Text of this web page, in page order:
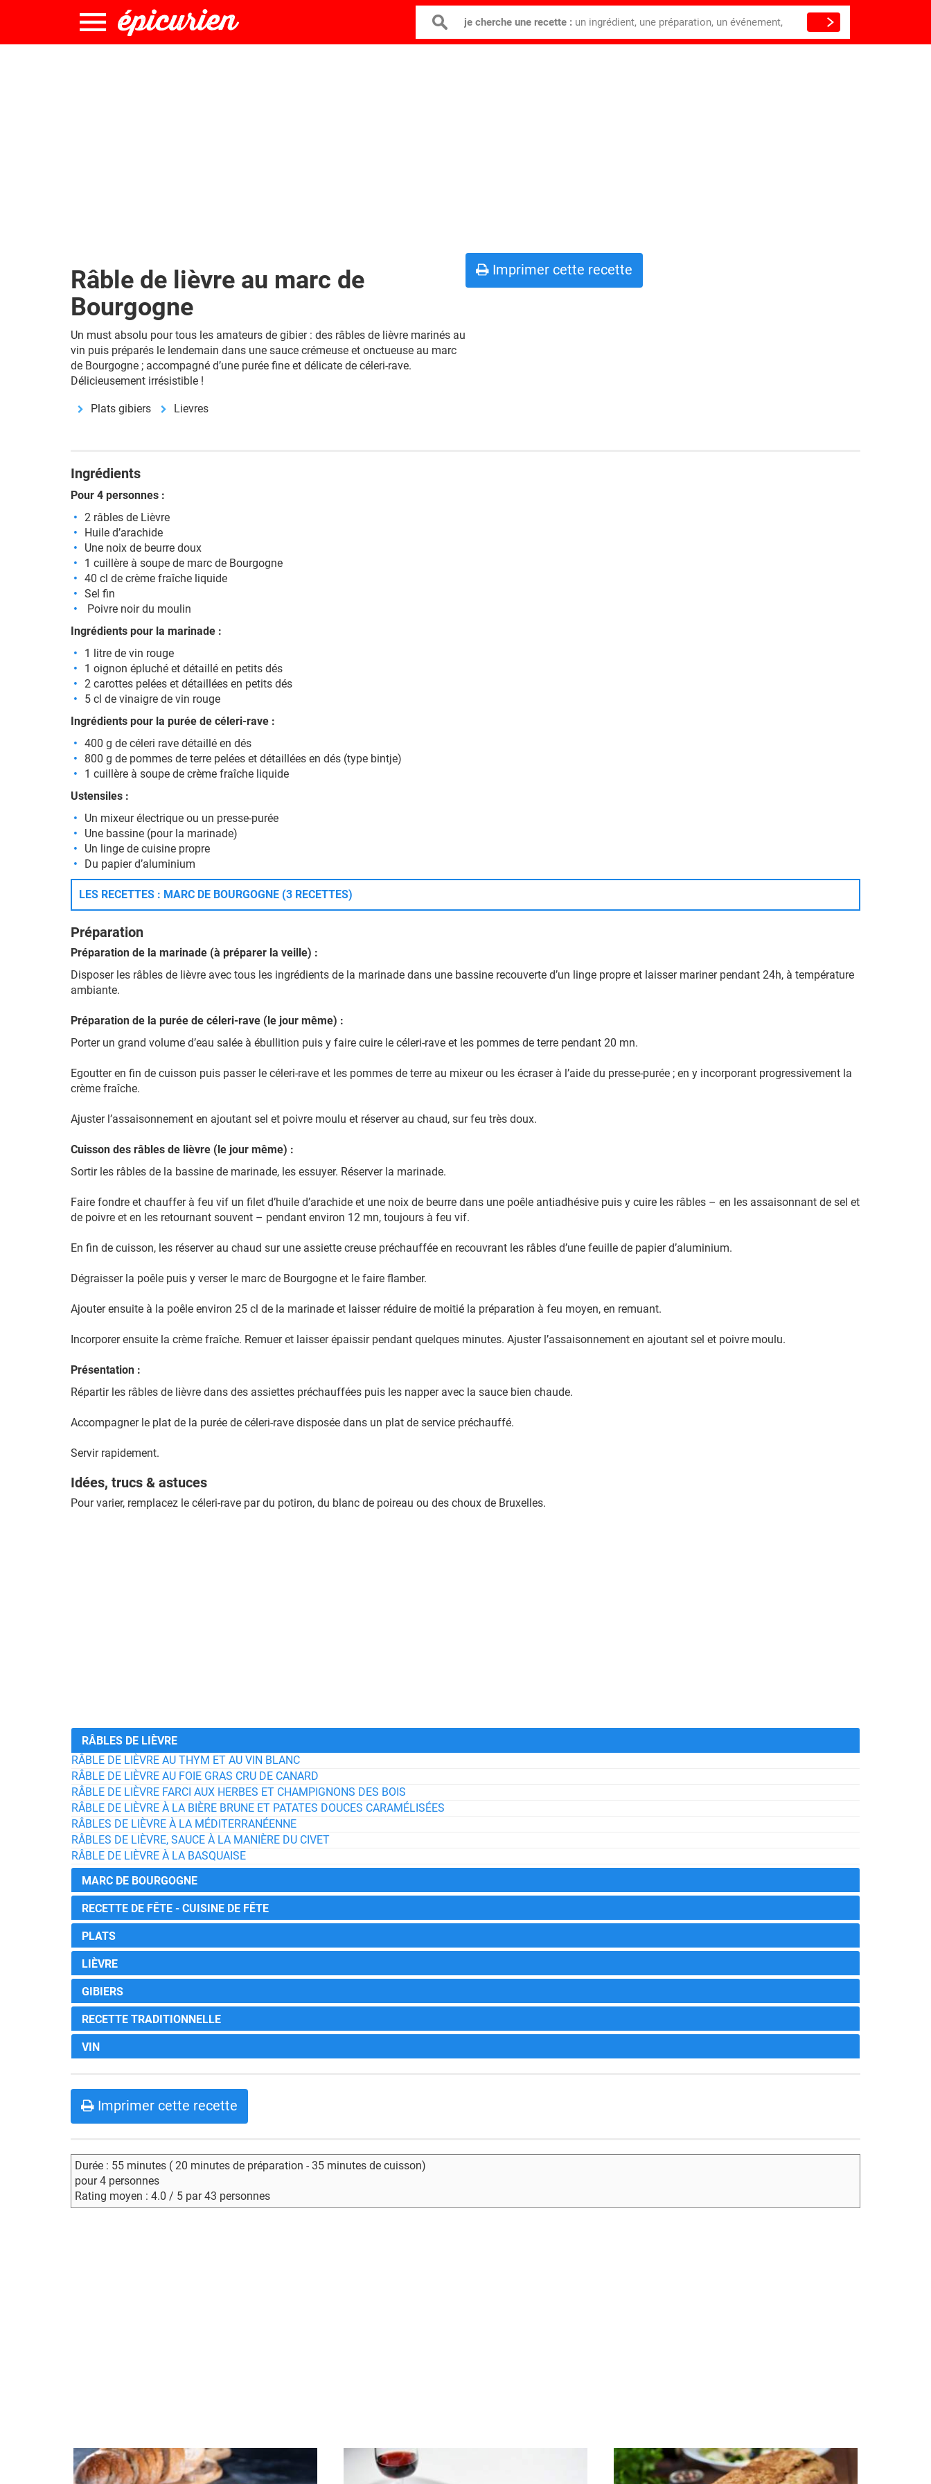
je cherche une recette : un ingrédient, une préparation, un événement,
Râble de lièvre au marc de
Bourgogne
Un must absolu pour tous les amateurs de gibier : des râbles de lièvre marinés au
vin puis préparés le lendemain dans une sauce crémeuse et onctueuse au marc
de Bourgogne ; accompagné d’une purée fine et délicate de céleri-rave.
Délicieusement irrésistible !
Plats gibiers Lievres
Imprimer cette recette
Ingrédients
Pour 4 personnes :
2 râbles de Lièvre
Huile d’arachide
Une noix de beurre doux
1 cuillère à soupe de marc de Bourgogne
40 cl de crème fraîche liquide
Sel fin
Poivre noir du moulin
Ingrédients pour la marinade :
1 litre de vin rouge
1 oignon épluché et détaillé en petits dés
2 carottes pelées et détaillées en petits dés
5 cl de vinaigre de vin rouge
Ingrédients pour la purée de céleri-rave :
400 g de céleri rave détaillé en dés
800 g de pommes de terre pelées et détaillées en dés (type bintje)
1 cuillère à soupe de crème fraîche liquide
Ustensiles :
Un mixeur électrique ou un presse-purée
Une bassine (pour la marinade)
Un linge de cuisine propre
Du papier d’aluminium
LES RECETTES : MARC DE BOURGOGNE (3 RECETTES)
Préparation
Préparation de la marinade (à préparer la veille) :
Disposer les râbles de lièvre avec tous les ingrédients de la marinade dans une bassine recouverte d’un linge propre et laisser mariner pendant 24h, à température
ambiante.
Préparation de la purée de céleri-rave (le jour même) :
Porter un grand volume d’eau salée à ébullition puis y faire cuire le céleri-rave et les pommes de terre pendant 20 mn.
Egoutter en fin de cuisson puis passer le céleri-rave et les pommes de terre au mixeur ou les écraser à l’aide du presse-purée ; en y incorporant progressivement la
crème fraîche.
Ajuster l’assaisonnement en ajoutant sel et poivre moulu et réserver au chaud, sur feu très doux.
Cuisson des râbles de lièvre (le jour même) :
Sortir les râbles de la bassine de marinade, les essuyer. Réserver la marinade.
Faire fondre et chauffer à feu vif un filet d’huile d’arachide et une noix de beurre dans une poêle antiadhésive puis y cuire les râbles – en les assaisonnant de sel et
de poivre et en les retournant souvent – pendant environ 12 mn, toujours à feu vif.
En fin de cuisson, les réserver au chaud sur une assiette creuse préchauffée en recouvrant les râbles d’une feuille de papier d’aluminium.
Dégraisser la poêle puis y verser le marc de Bourgogne et le faire flamber.
Ajouter ensuite à la poêle environ 25 cl de la marinade et laisser réduire de moitié la préparation à feu moyen, en remuant.
Incorporer ensuite la crème fraîche. Remuer et laisser épaissir pendant quelques minutes. Ajuster l’assaisonnement en ajoutant sel et poivre moulu.
Présentation :
Répartir les râbles de lièvre dans des assiettes préchauffées puis les napper avec la sauce bien chaude.
Accompagner le plat de la purée de céleri-rave disposée dans un plat de service préchauffé.
Servir rapidement.
Idées, trucs & astuces
Pour varier, remplacez le céleri-rave par du potiron, du blanc de poireau ou des choux de Bruxelles.
RÂBLES DE LIÈVRE
RÂBLE DE LIÈVRE AU THYM ET AU VIN BLANC
RÂBLE DE LIÈVRE AU FOIE GRAS CRU DE CANARD
RÂBLE DE LIÈVRE FARCI AUX HERBES ET CHAMPIGNONS DES BOIS
RÂBLE DE LIÈVRE À LA BIÈRE BRUNE ET PATATES DOUCES CARAMÉLISÉES
RÂBLES DE LIÈVRE À LA MÉDITERRANÉENNE
RÂBLES DE LIÈVRE, SAUCE À LA MANIÈRE DU CIVET
RÂBLE DE LIÈVRE À LA BASQUAISE
MARC DE BOURGOGNE
RECETTE DE FÊTE - CUISINE DE FÊTE
PLATS
LIÈVRE
GIBIERS
RECETTE TRADITIONNELLE
VIN
Imprimer cette recette
Durée : 55 minutes ( 20 minutes de préparation - 35 minutes de cuisson)
pour 4 personnes
Rating moyen : 4.0 / 5 par 43 personnes